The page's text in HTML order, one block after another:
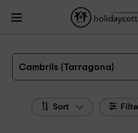
HolidayCottagesToRent.net
Catalonia
Holiday Cottages Tarragona
The 23 best holiday cottages & country
Cambrils (Tarragona)
Sort